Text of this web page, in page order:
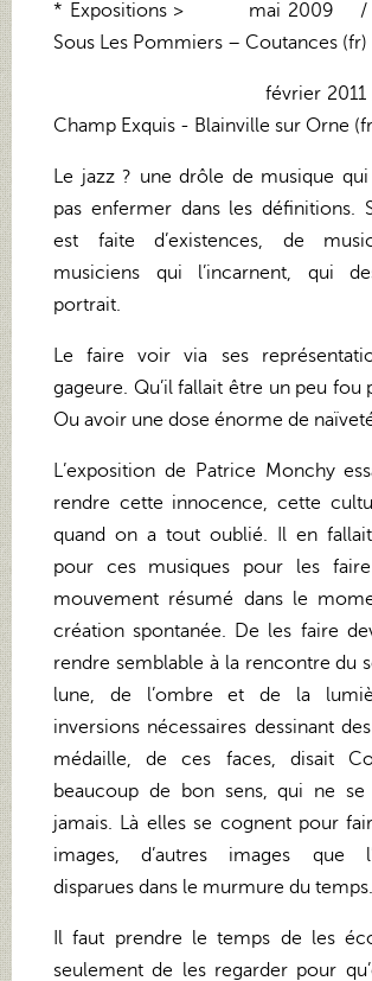
* Expositions > mai 2009 /
Sous Les Pommiers – Coutances (fr)
février 2011 /
Champ Exquis - Blainville sur Orne
Le jazz ? une drôle de musique qui
pas enfermer dans les définitions.
est faite d’existences, de
musiciens qui l’incarnent, qui
portrait.
Le faire voir via ses
gageure. Qu’il fallait être un peu fou
Ou avoir une dose énorme de
L’exposition de Patrice Monchy
rendre cette innocence, cette
quand on a tout oublié. Il en
pour ces musiques pour les
mouvement résumé dans le
création spontanée. De les faire
rendre semblable à la rencontre du
lune, de l’ombre et de la
inversions nécessaires dessinant
médaille, de ces faces, disait
beaucoup de bon sens, qui ne se
jamais. Là elles se cognent pour
images, d’autres images que
disparues dans le murmure du temps.
Il faut prendre le temps de les
seulement de les regarder pour